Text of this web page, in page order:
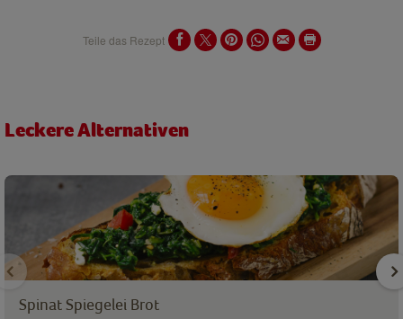
Teile das Rezept
Leckere Alternativen
Spinat Spiegelei Brot